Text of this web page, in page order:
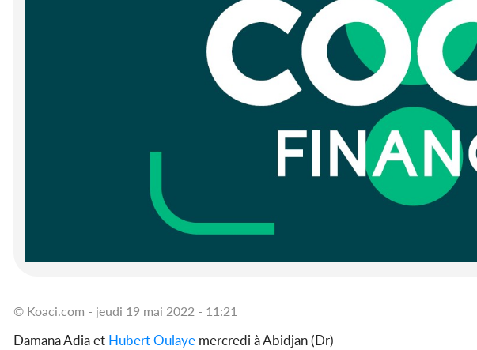
© Koaci.com - jeudi 19 mai 2022 - 11:21
Damana Adia et Hubert Oulaye mercredi à Abidjan (Dr)